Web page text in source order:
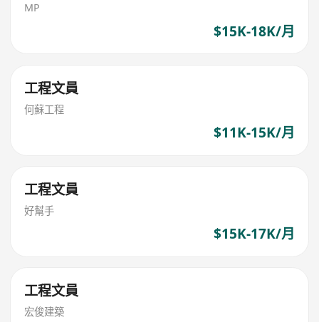
MP
$15K-18K/月
工程文員
何蘇工程
$11K-15K/月
工程文員
好幫手
$15K-17K/月
工程文員
宏俊建築